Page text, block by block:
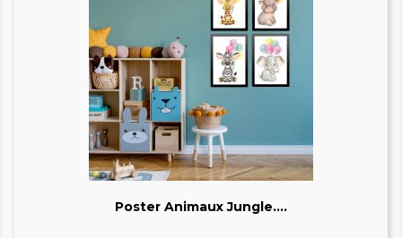
Poster Animaux Jungle....